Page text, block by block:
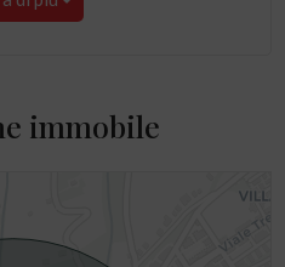
immobile